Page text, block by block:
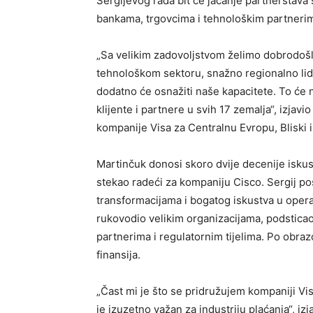
bankama, trgovcima i tehnološkim
„Sa velikim zadovoljstvom želimo
tehnološkom sektoru, snažno regionalno
dodatno će osnažiti naše kapacitete. To
klijente i partnere u svih 17 zemalja“,
kompanije Visa za Centralnu Evropu, Bliski
Martinčuk donosi skoro dvije decenije
stekao radeći za kompaniju Cisco. Sergij
transformacijama i bogatog iskustva u
rukovodio velikim organizacijama,
partnerima i regulatornim tijelima. Po
finansija.
„Čast mi je što se pridružujem kompaniji
je izuzetno važan za industriju plaćanja“,